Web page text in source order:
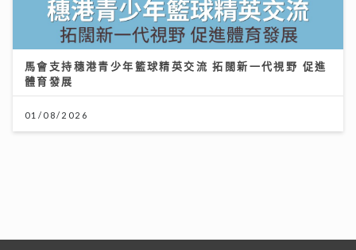
馬會支持穗港青少年籃球精英交流 拓闊新一代視野 促進
體育發展
01/08/2026